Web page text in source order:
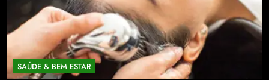
SAÚDE & BEM‑ESTAR